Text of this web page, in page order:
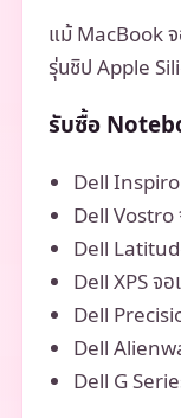
แม้ MacBook
รุ่นชิป Apple
รับซื้อ
Dell
Dell Vostro
Dell
Dell XPS จ
Dell
Dell
Dell G